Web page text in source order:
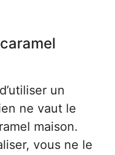
un
ne vaut le
maison.
vous ne le